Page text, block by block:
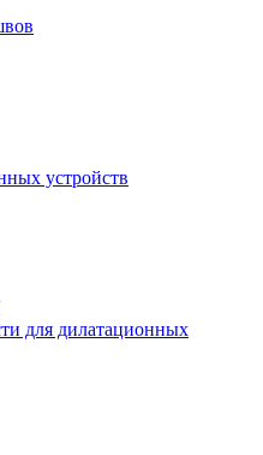
устройств
для дилатационных